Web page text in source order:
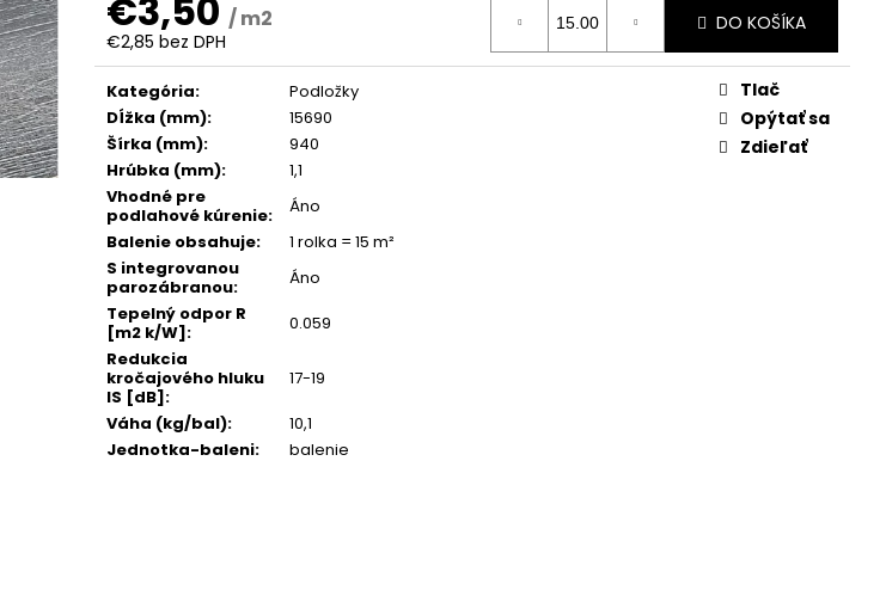
€3,50 / m2
€2,85 bez DPH
Jednotková
cena:
DO KOŠÍKA
Kategória:
Podložky
Dĺžka (mm):
15690
Šírka (mm):
940
Hrúbka (mm):
1,1
Vhodné pre
podlahové kúrenie:
Áno
Balenie obsahuje:
1 rolka = 15 m²
S integrovanou
parozábranou:
Áno
Tepelný odpor R
[m2 k/W]:
0.059
Redukcia
kročajového hluku
IS [dB]:
17-19
Váha (kg/bal):
10,1
Jednotka-baleni: balenie
Tlač
Opýtať sa
Zdieľať